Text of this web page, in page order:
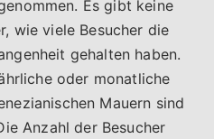
Es gibt keine
wie viele Besucher die
gehalten haben.
oder monatliche
Mauern sind
Anzahl der Besucher